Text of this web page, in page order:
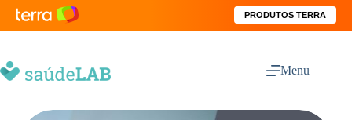
PRODUTOS TERRA
Menu